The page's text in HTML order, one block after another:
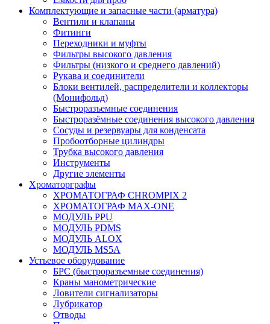
Комплектующие и запасные части (арматура)
Вентили и клапаны
Фитинги
Переходники и муфты
Фильтры высокого давления
Фильтры (низкого и среднего давлений)
Рукава и соединители
Блоки вентилей, распределители и коллекторы
(Монифольд)
Быстроразъемные соединения
Быстроразёмные соединения высокого давления
Сосуды и резервуары для конденсата
Пробоотборные цилиндры
Трубка высокого давления
Инструменты
Другие элементы
Хроматорграфы
ХРОМАТОГРАФ CHROMPIX 2
ХРОМАТОГРАФ MAX-ONE
МОДУЛЬ PPU
МОДУЛЬ PDMS
МОДУЛЬ ALOX
МОДУЛЬ MS5A
Устьевое оборудование
БРС (быстроразъемные соединения)
Краны манометрические
Ловители сигнализаторы
Лубрикатор
Отводы